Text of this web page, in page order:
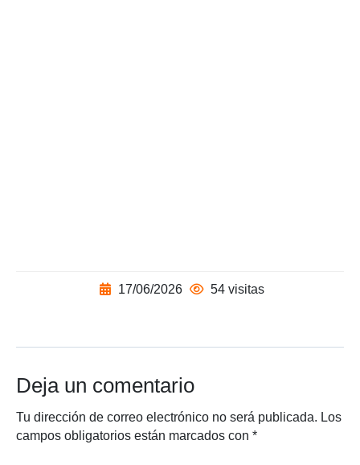
17/06/2026 54 visitas
Deja un comentario
Tu dirección de correo electrónico no será publicada. Los
campos obligatorios están marcados con *